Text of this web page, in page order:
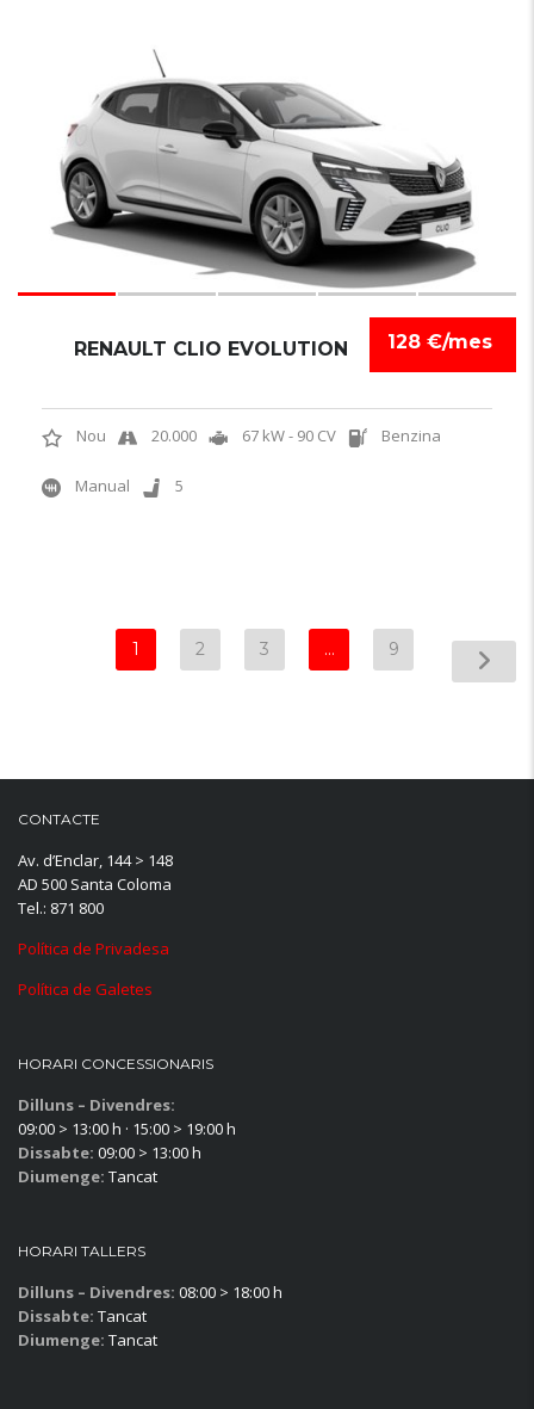
128 €/mes
RENAULT CLIO EVOLUTION
Nou 20.000 67 kW - 90 CV Benzina
Manual 5
1 2 3 … 9
CONTACTE
Av. d’Enclar, 144 > 148
AD 500 Santa Coloma
Tel.: 871 800
Política de Privadesa
Política de Galetes
HORARI CONCESSIONARIS
Dilluns – Divendres:
09:00 > 13:00 h · 15:00 > 19:00 h
Dissabte: 09:00 > 13:00 h
Diumenge: Tancat
HORARI TALLERS
Dilluns – Divendres: 08:00 > 18:00 h
Dissabte: Tancat
Diumenge: Tancat